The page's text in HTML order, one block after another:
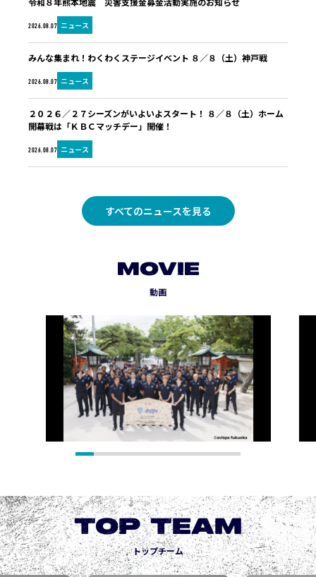
2026.08.07 ニュース
2026.08.07 ニュース
みんな集まれ！わくわくステージイベント ８／８（土）神戸戦
2026.08.07 ニュース
２０２６／２７シーズンがいよいよスタート！ ８／８（土）ホーム
開幕戦は「ＫＢＣマッチデー」開催！
すべてのニュースを見る
MOVIE
動画
TOP TEAM
トップチーム